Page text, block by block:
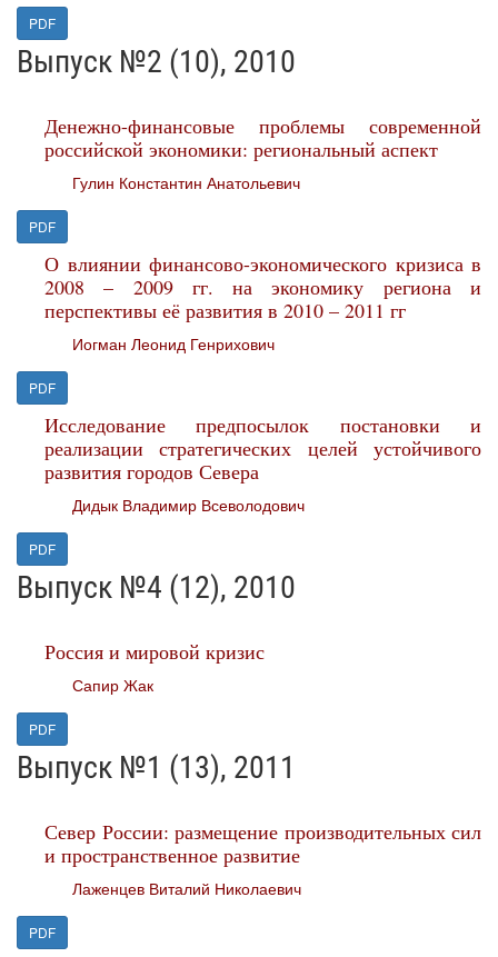
PDF
Выпуск №2 (10), 2010
Денежно-финансовые проблемы современной
российской экономики: региональный аспект
Гулин Константин Анатольевич
PDF
О влиянии финансово-экономического кризиса в
2008 – 2009 гг. на экономику региона и
перспективы её развития в 2010 – 2011 гг
Иогман Леонид Генрихович
PDF
Исследование предпосылок постановки и
реализации стратегических целей устойчивого
развития городов Севера
Дидык Владимир Всеволодович
PDF
Выпуск №4 (12), 2010
Россия и мировой кризис
Сапир Жак
PDF
Выпуск №1 (13), 2011
Север России: размещение производительных сил
и пространственное развитие
Лаженцев Виталий Николаевич
PDF